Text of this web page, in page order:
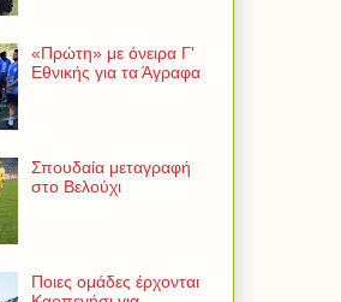
«Πρώτη» με όνειρα Γ'
Εθνικής για τα Άγραφα
Σπουδαία μεταγραφή
στο Βελούχι
Ποιες ομάδες έρχονται